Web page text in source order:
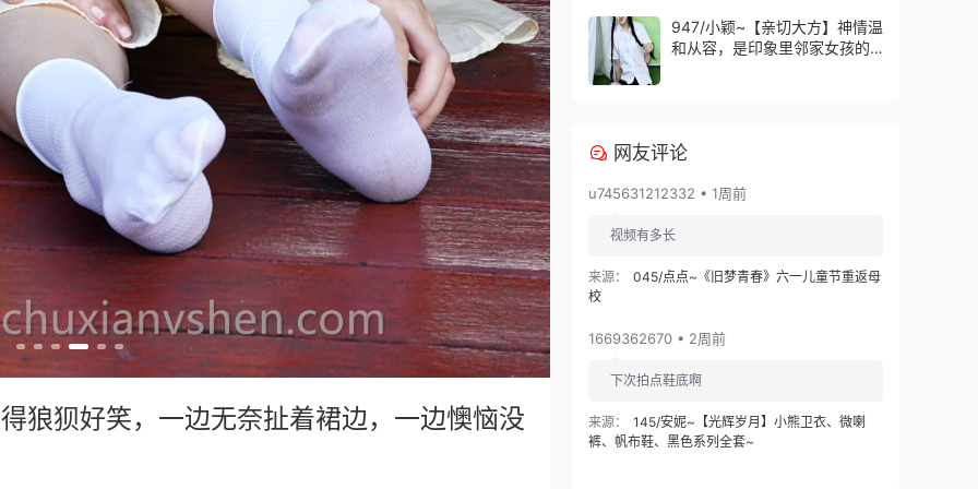
狼狈好笑，一边无奈扯着裙边，一边懊恼没
947/小颖~【亲切大方】神情温
和从容，是印象里邻家女孩的
网友评论
u745631212332 • 1周前
视频有多长
来源：
045/点点~《旧梦青春》六一儿童节重返母
校
1669362670 • 2周前
下次拍点鞋底啊
来源：
145/安妮~【光辉岁月】小熊卫衣、微喇
裤、帆布鞋、黑色系列全套~